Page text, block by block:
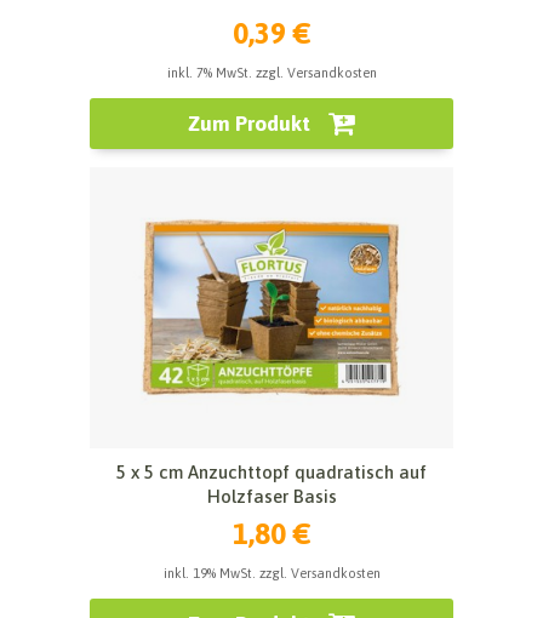
0,39 €
inkl. 7% MwSt. zzgl. Versandkosten
Zum Produkt
5 x 5 cm Anzuchttopf quadratisch auf
Holzfaser Basis
1,80 €
inkl. 19% MwSt. zzgl. Versandkosten